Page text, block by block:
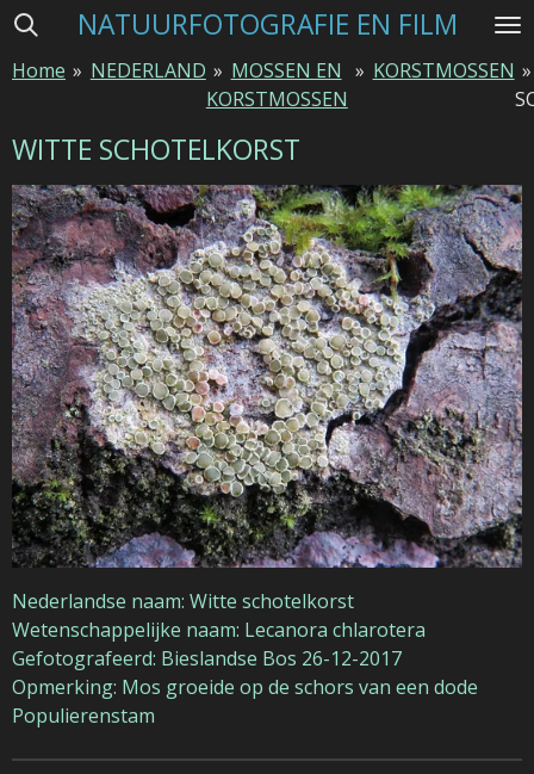
Ga
naar
hoofdinhoud
NATUURFOTOGRAFIE EN FILM
Home » NEDERLAND » MOSSEN EN
KORSTMOSSEN
» KORSTMOSSEN »
WITTE SCHOTELKORST
Nederlandse naam: Witte schotelkorst
Wetenschappelijke naam: Lecanora chlarotera
Gefotografeerd: Bieslandse Bos 26-12-2017
Opmerking: Mos groeide op de schors van een dode
Populierenstam